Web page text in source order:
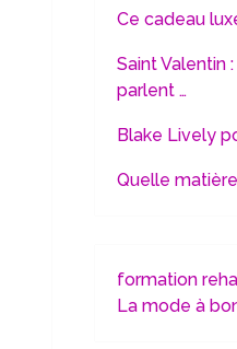
Ce cadeau
Saint Valentin
parlent …
Blake Lively
Quelle
formation
La mode à